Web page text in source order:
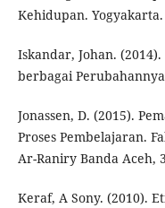
Kehidupan.
Iskandar, Johan.
berbagai
Jonassen, D. (2015).
Proses Pembelajaran.
Ar-Raniry Banda Aceh,
Keraf, A Sony. (2010).